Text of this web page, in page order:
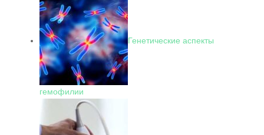
Генетические аспекты
гемофилии